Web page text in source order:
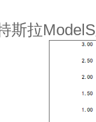
斯拉